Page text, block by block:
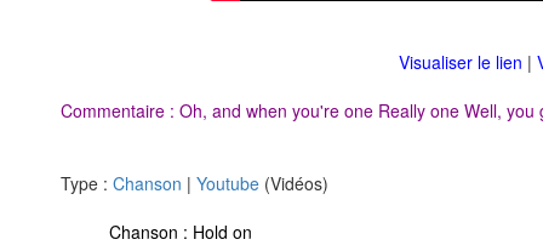
Visualiser le lien |
Commentaire : Oh, and when you're one Really one Well,
Type : Chanson | Youtube (Vidéos)
Chanson : Hold on